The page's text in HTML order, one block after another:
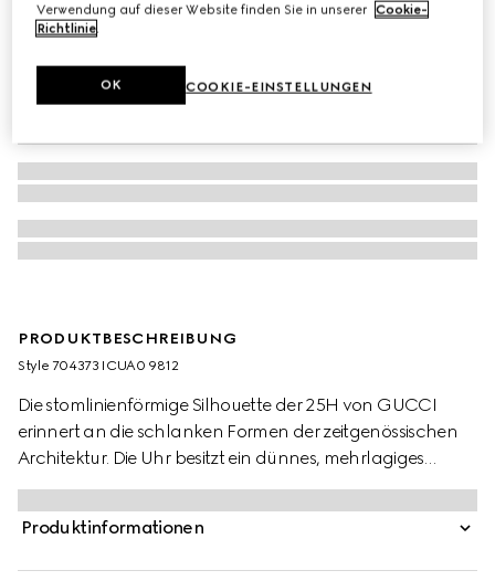
PRODUKTBESCHREIBUNG
Style ‎704373 ICUA0 9812
Die stomlinienförmige Silhouette der 25H von GUCCI
erinnert an die schlanken Formen der zeitgenössischen
Architektur. Die Uhr besitzt ein dünnes, mehrlagiges
Gehäuse und ein fünfgliedriges Armband aus Stahl.
Monogramm-Details und ein goldfarbenes Zifferblatt
machen das Design perfekt.
Produktinformationen
Verwendung auf dieser Website finden Sie in unserer Cookie-
Richtlinie.
COOKIE-EINSTELLUNGEN
OK